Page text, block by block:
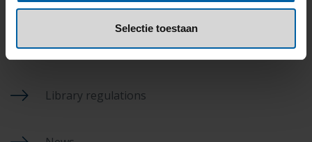
Selectie toestaan
Visitors
Library regulations